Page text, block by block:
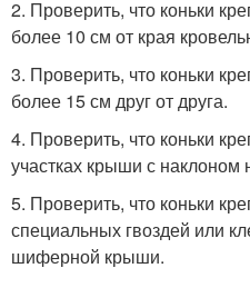
2. Проверить, что коньки
более 10 см от края
3. Проверить, что коньки
более 15 см друг от друга.
4. Проверить, что коньки
участках крыши с наклоном
5. Проверить, что коньки
специальных гвоздей или
шиферной крыши.